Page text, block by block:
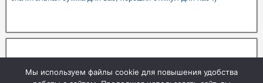
Мы используем файлы cookie для повышения удобства